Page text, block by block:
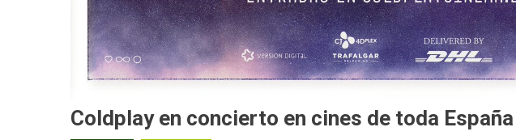
Coldplay en concierto en cines de toda España